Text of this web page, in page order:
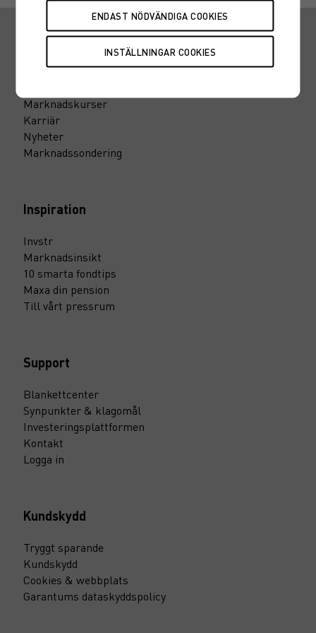
Snabbvägar
Hitta en rådgivare
Marknadskurser
Karriär
Nyheter
Marknadssondering
Inspiration
Invstr
Marknadsinsikt
10 smarta fondtips
Maxa din pension
Till vårt pressrum
Support
Blankettcenter
Synpunkter & klagomål
Investeringsplattformen
Kontakt
Logga in
Kundskydd
Tryggt sparande
Kundskydd
Cookies & webbplats
Garantums dataskyddspolicy